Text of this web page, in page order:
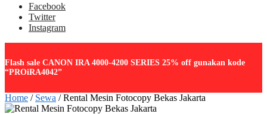
Facebook
Twitter
Instagram
Flash sale CANON IRA 4000-4200 SERIES 25% off gunakan kode
“PROiRA4042”
Home / Sewa /Rental Mesin Fotocopy Bekas Jakarta